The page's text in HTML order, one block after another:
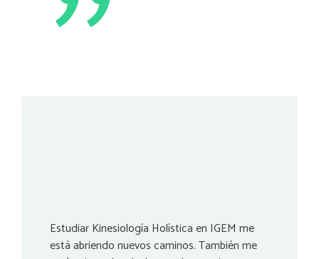
Estudiar Kinesiología Holística en IGEM me
está abriendo nuevos caminos. También me